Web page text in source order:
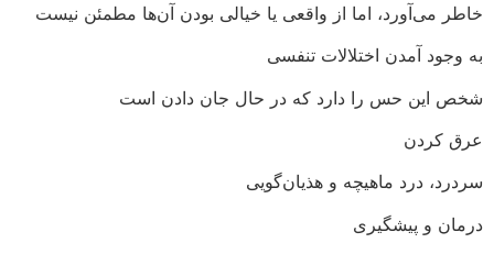
خاطر می‌آورد، اما از واقعی یا خیالی بودن آن‌ها مطمئن نیست
به وجود آمدن اختلالات تنفسی
شخص این حس را دارد که در حال جان دادن است
عرق کردن
سردرد، درد ماهیچه و هذیان‌گویی
درمان و پیشگیری